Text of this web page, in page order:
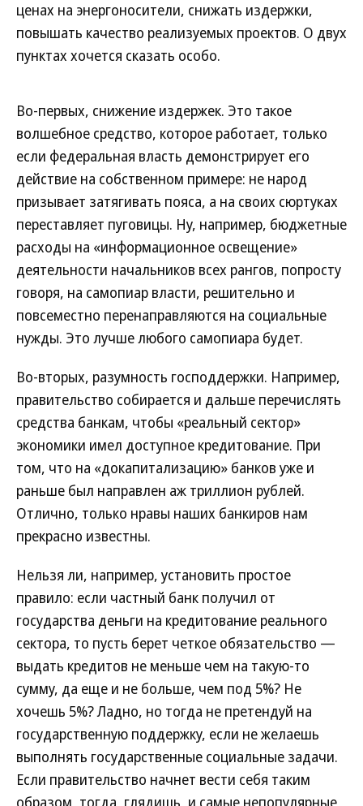
ценах на энергоносители, снижать издержки,
повышать качество реализуемых проектов. О двух
пунктах хочется сказать особо.
Во-первых, снижение издержек. Это такое
волшебное средство, которое работает, только
если федеральная власть демонстрирует его
действие на собственном примере: не народ
призывает затягивать пояса, а на своих сюртуках
переставляет пуговицы. Ну, например, бюджетные
расходы на «информационное освещение»
деятельности начальников всех рангов, попросту
говоря, на самопиар власти, решительно и
повсеместно перенаправляются на социальные
нужды. Это лучше любого самопиара будет.
Во-вторых, разумность господдержки. Например,
правительство собирается и дальше перечислять
средства банкам, чтобы «реальный сектор»
экономики имел доступное кредитование. При
том, что на «докапитализацию» банков уже и
раньше был направлен аж триллион рублей.
Отлично, только нравы наших банкиров нам
прекрасно известны.
Нельзя ли, например, установить простое
правило: если частный банк получил от
государства деньги на кредитование реального
сектора, то пусть берет четкое обязательство —
выдать кредитов не меньше чем на такую-то
сумму, да еще и не больше, чем под 5%? Не
хочешь 5%? Ладно, но тогда не претендуй на
государственную поддержку, если не желаешь
выполнять государственные социальные задачи.
Если правительство начнет вести себя таким
образом, тогда, глядишь, и самые непопулярные